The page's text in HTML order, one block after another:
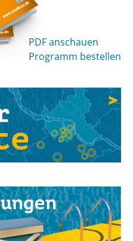
- Bleiben Sie
POP-IT-YOURSELF
– Ein
kleine Leute
// unbekanntes
PDF anschauen
Programm bestellen